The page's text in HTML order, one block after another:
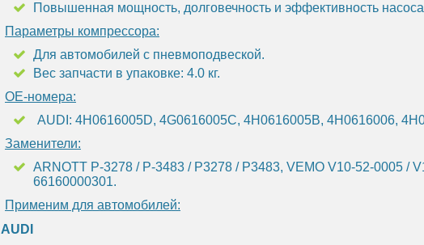
Повышенная мощность, долговечность и эффективность
Параметры компрессора:
Для автомобилей с пневмоподвеской.
Вес запчасти в упаковке: 4.0 кг.
OE-номера:
AUDI: 4H0616005D, 4G0616005C, 4H0616005B, 4H0616006,
Заменители:
ARNOTT P-3278 / P-3483 / P3278 / P3483, VEMO V10-52-0005 /
66160000301.
Применим для автомобилей:
AUDI